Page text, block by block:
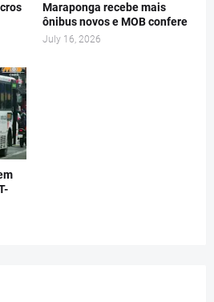
Maraponga recebe mais
ônibus novos e MOB confere
July 16, 2026